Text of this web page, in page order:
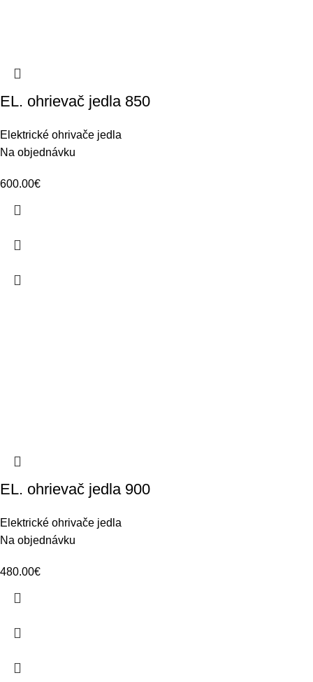
EL. ohrievač jedla 850
Elektrické ohrivače jedla
Na objednávku
600.00€
EL. ohrievač jedla 900
Elektrické ohrivače jedla
Na objednávku
480.00€